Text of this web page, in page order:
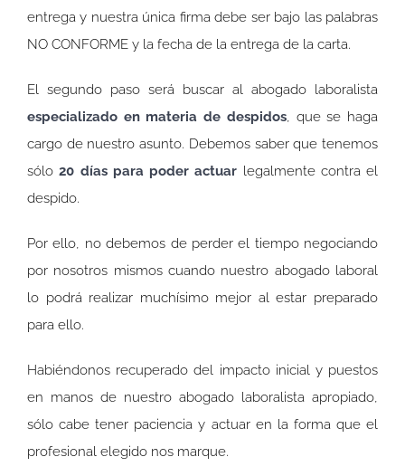
entrega y nuestra única firma debe ser bajo las palabras
NO CONFORME y la fecha de la entrega de la carta.
El segundo paso será buscar al abogado laboralista
especializado en materia de despidos, que se haga
cargo de nuestro asunto. Debemos saber que tenemos
sólo20 días para poder actuar legalmente contra el
despido.
Por ello, no debemos de perder el tiempo negociando
por nosotros mismos cuando nuestro abogado laboral
lo podrá realizar muchísimo mejor al estar preparado
para ello.
Habiéndonos recuperado del impacto inicial y puestos
en manos de nuestro abogado laboralista apropiado,
sólo cabe tener paciencia y actuar en la forma que el
profesional elegido nos marque.